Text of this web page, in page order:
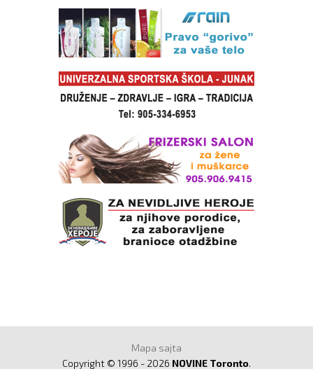
Mapa sajta
Copyright © 1996 - 2026 NOVINE Toronto.